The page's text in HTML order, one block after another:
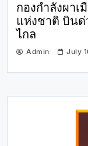
กองกำลังผา
แห่งชาติ บิน
ไกล
Admin July